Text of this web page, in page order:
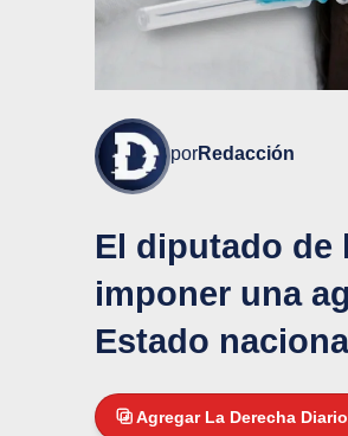
porRedacción
El diputado de
imponer una
Estado
Agregar La Derecha